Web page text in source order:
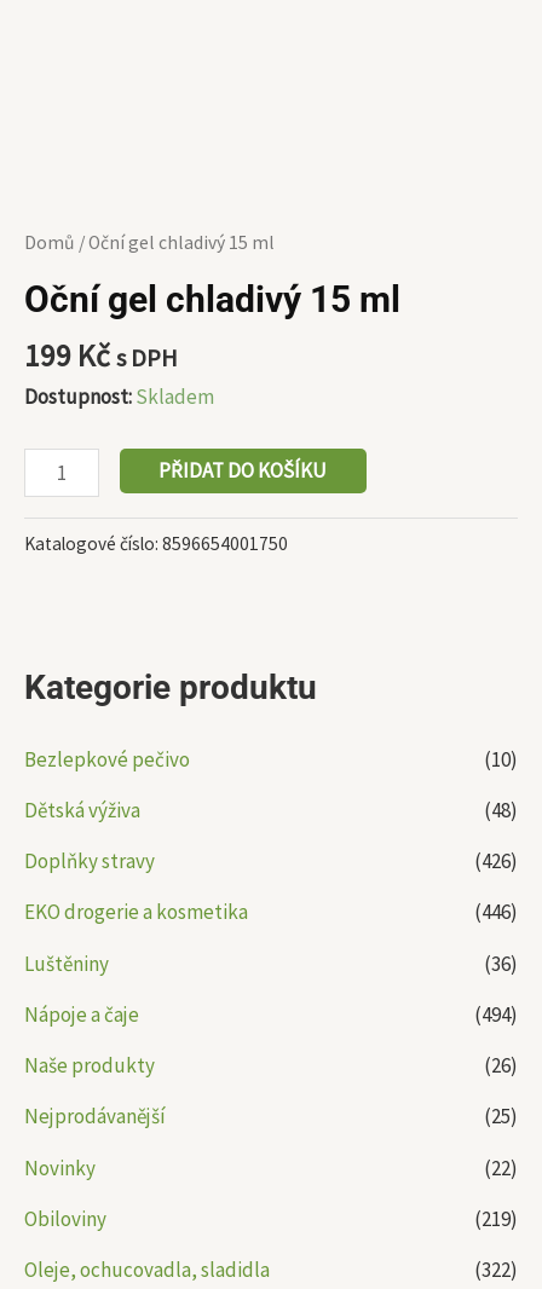
Kategorie produktu
Bezlepkové pečivo
(10)
Dětská výživa
(48)
Doplňky stravy
(426)
EKO drogerie a kosmetika
(446)
Luštěniny
(36)
Nápoje a čaje
(494)
Naše produkty
(26)
Nejprodávanější
(25)
Novinky
(22)
Obiloviny
(219)
Oleje, ochucovadla, sladidla
(322)
Domů / Oční gel chladivý 15 ml
Oční gel chladivý 15 ml
199 Kčs DPH
Dostupnost:Skladem
PŘIDAT DO KOŠÍKU
Katalogové číslo: 8596654001750